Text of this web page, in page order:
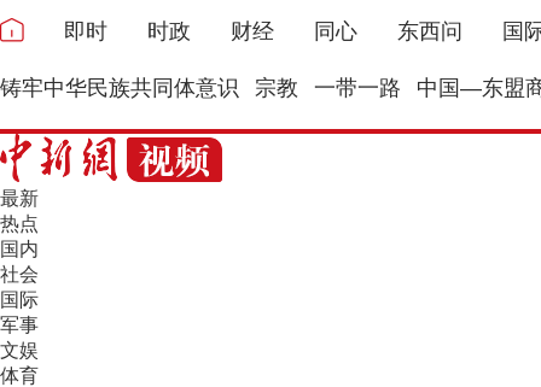
即时 时政 财经 同心 东西问 国
铸牢中华民族共同体意识 宗教 一带一路 中国—东盟
最新
热点
国内
社会
国际
军事
文娱
体育